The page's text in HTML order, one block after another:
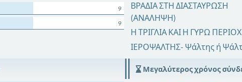
9
9
ΒΡΑΔΙΑ ΣΤΗ ΔΙΑΣΤΑΥΡΩΣΗ
(ΑΝΑΛΗΨΗ)
Η ΤΡΙΓΛΙΑ ΚΑΙ Η ΓΥΡΩ
ΙΕΡΟΨΑΛΤΗΣ- Ψάλτης ή
Μεγαλύτερος χρόνος